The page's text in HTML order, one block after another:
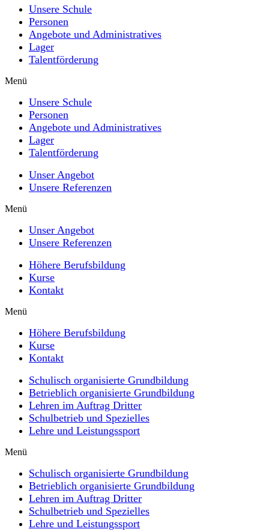
Unsere Schule
Personen
Angebote und Administratives
Lager
Talentförderung
Menü
Unsere Schule
Personen
Angebote und Administratives
Lager
Talentförderung
Unser Angebot
Unsere Referenzen
Menü
Unser Angebot
Unsere Referenzen
Höhere Berufsbildung
Kurse
Kontakt
Menü
Höhere Berufsbildung
Kurse
Kontakt
Schulisch organisierte Grundbildung
Betrieblich organisierte Grundbildung
Lehren im Auftrag Dritter
Schulbetrieb und Spezielles
Lehre und Leistungssport
Menü
Schulisch organisierte Grundbildung
Betrieblich organisierte Grundbildung
Lehren im Auftrag Dritter
Schulbetrieb und Spezielles
Lehre und Leistungssport